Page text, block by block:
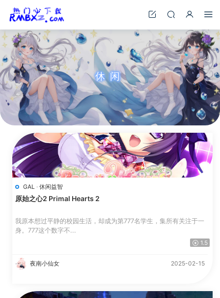
休闲
GAL · 休闲益智
原始之心2 Primal Hearts 2
我原本想过平静的校园生活，却成为第777名学生，集所有关注于一
身。777这个数字不...
1.5
夜南小仙女 2025-02-15